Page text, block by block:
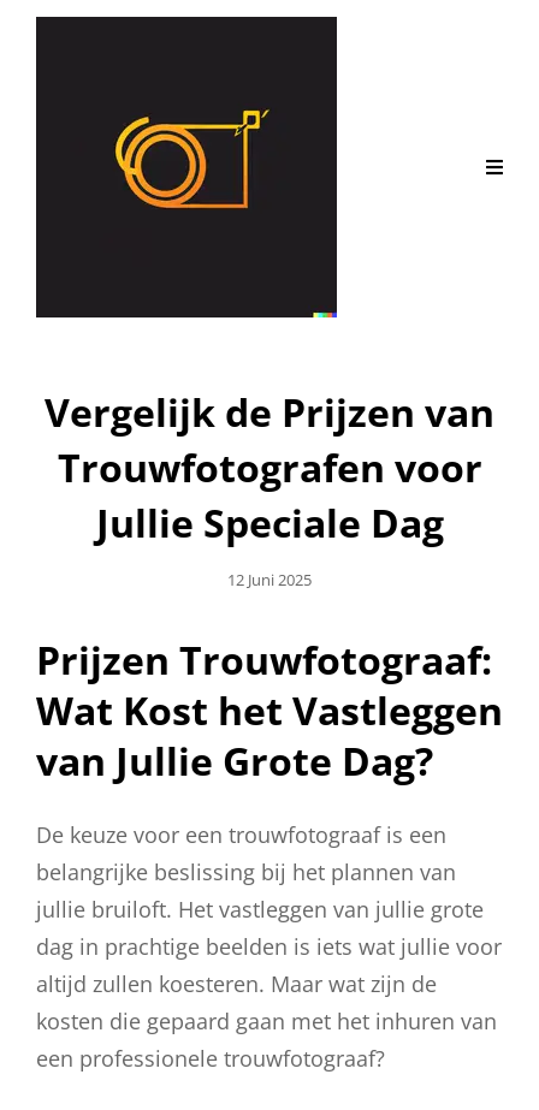
Vergelijk de Prijzen van
Trouwfotografen voor
Jullie Speciale Dag
Geplaatst
12 Juni 2025
Prijzen Trouwfotograaf:
Wat Kost het Vastleggen
van Jullie Grote Dag?
De keuze voor een trouwfotograaf is een
belangrijke beslissing bij het plannen van
jullie bruiloft. Het vastleggen van jullie grote
dag in prachtige beelden is iets wat jullie voor
altijd zullen koesteren. Maar wat zijn de
kosten die gepaard gaan met het inhuren van
een professionele trouwfotograaf?